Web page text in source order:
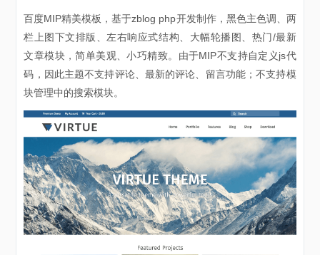
百度MIP精美模板，基于zblog php开发制作，黑色主色调、两
栏上图下文排版、左右响应式结构、大幅轮播图、热门/最新
文章模块，简单美观、小巧精致。由于MIP不支持自定义js代
码，因此主题不支持评论、最新的评论、留言功能；不支持模
块管理中的搜索模块。